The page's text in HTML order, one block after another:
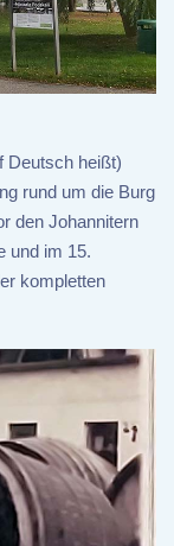
Deutsch heißt)
rund um die Burg
den Johannitern
und im 15.
kompletten